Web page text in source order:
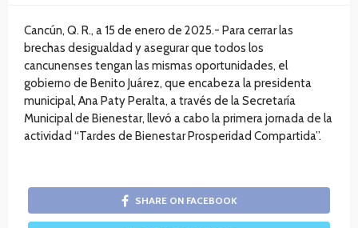
Cancún, Q. R., a 15 de enero de 2025.- Para cerrar las
brechas desigualdad y asegurar que todos los
cancunenses tengan las mismas oportunidades, el
gobierno de Benito Juárez, que encabeza la presidenta
municipal, Ana Paty Peralta, a través de la Secretaría
Municipal de Bienestar, llevó a cabo la primera jornada de la
actividad “Tardes de Bienestar Prosperidad Compartida”.
SHARE ON FACEBOOK